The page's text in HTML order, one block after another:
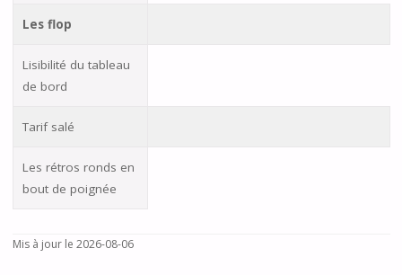
Les flop
Lisibilité du tableau
de bord
Tarif salé
Les rétros ronds en
bout de poignée
Mis à jour le 2026-08-06